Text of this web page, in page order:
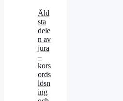
Äld
sta
dele
n av
jura
–
kors
ords
lösn
ing